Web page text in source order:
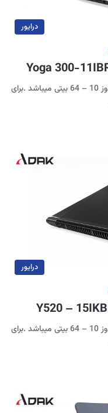
درایور
.تمامی درایور های این بخش مخصوص ویندوز 10 – 64 بیتی میباشد .برای
درایور
.تمامی درایور های این بخش مخصوص ویندوز 10 – 64 بیتی میباشد .برای